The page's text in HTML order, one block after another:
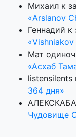
Михаил к
«Arslanov
Геннадий к
Мат
«Асхаб
listensilents
364 дня»
Чудовище